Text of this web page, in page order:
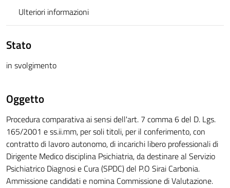
Ulteriori informazioni
Stato
in svolgimento
Oggetto
Procedura comparativa ai sensi dell'art. 7 comma 6 del D. Lgs.
165/2001 e ss.ii.mm, per soli titoli, per il conferimento, con
contratto di lavoro autonomo, di incarichi libero professionali di
Dirigente Medico disciplina Psichiatria, da destinare al Servizio
Psichiatrico Diagnosi e Cura (SPDC) del P.O Sirai Carbonia.
Ammissione candidati e nomina Commissione di Valutazione.